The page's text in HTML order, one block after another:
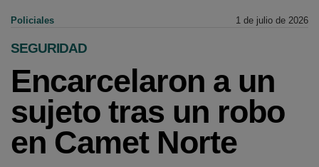
Policiales 1 de julio de 2026
SEGURIDAD
Encarcelaron a un
sujeto tras un robo
en Camet Norte